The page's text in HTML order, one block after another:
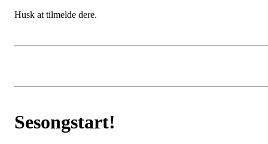
Husk at tilmelde dere.
Sesongstart!